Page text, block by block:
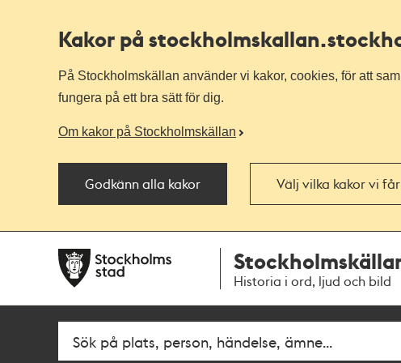
Kakor på stockholmskallan
På Stockholmskällan använder vi kakor, cookies, för att
fungera på ett bra sätt för dig.
Om kakor på Stockholmskällan
Godkänn alla kakor Välj vilka kakor vi
navigationen
huvudinnehållet
Historia i ord, ljud och bild
Fritextsök